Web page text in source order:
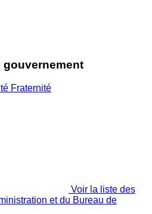
gouvernement
Voir la liste des
et du Bureau de